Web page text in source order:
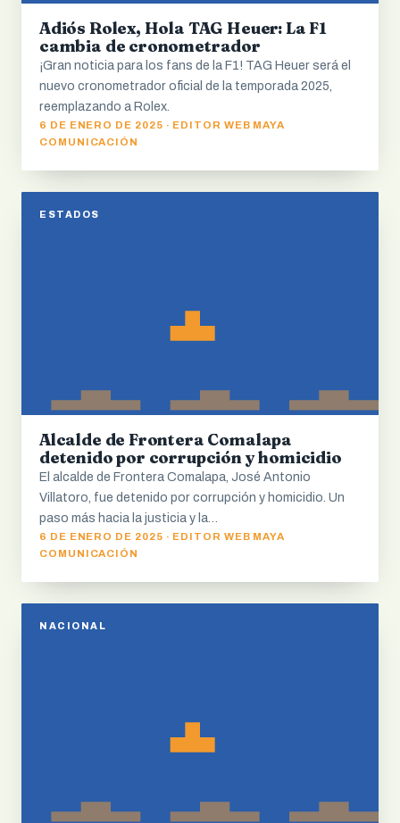
Adiós Rolex, Hola TAG Heuer: La F1
cambia de cronometrador
¡Gran noticia para los fans de la F1! TAG Heuer será el
nuevo cronometrador oficial de la temporada 2025,
reemplazando a Rolex.
6 DE ENERO DE 2025 · EDITOR WEB MAYA
COMUNICACIÓN
ESTADOS
Alcalde de Frontera Comalapa
detenido por corrupción y homicidio
El alcalde de Frontera Comalapa, José Antonio
Villatoro, fue detenido por corrupción y homicidio. Un
paso más hacia la justicia y la…
6 DE ENERO DE 2025 · EDITOR WEB MAYA
COMUNICACIÓN
NACIONAL